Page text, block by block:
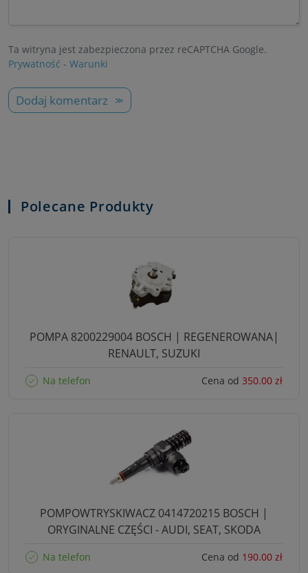
Ta witryna jest zabezpieczona przez reCAPTCHA Google.
Prywatność - Warunki
Dodaj komentarz
Polecane Produkty
POMPA 8200229004 BOSCH | REGENEROWANA|
RENAULT, SUZUKI
Na telefon Cena od 350.00 zł
POMPOWTRYSKIWACZ 0414720215 BOSCH |
ORYGINALNE CZĘŚCI - AUDI, SEAT, SKODA
Na telefon Cena od 190.00 zł